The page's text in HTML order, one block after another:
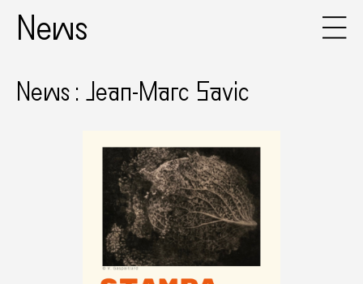
News
News : Jean-Marc Savic